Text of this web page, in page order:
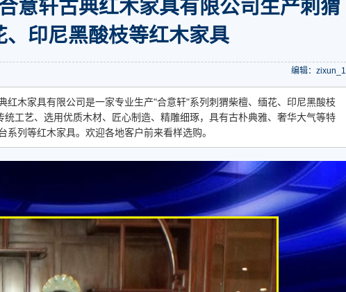
意轩古典红木家具有限公司生产刺猬
、印尼黑酸枝等红木家具
编辑：zixun_1
红木家具有限公司是一家专业生产"合意轩"系列刺猬柴檀、缅花、印尼黑酸枝
工艺、选用优质木材、匠心制造、精雕细琢，具有古朴典雅、奢华大气等特
列等红木家具。欢迎各地客户前来看样选购。